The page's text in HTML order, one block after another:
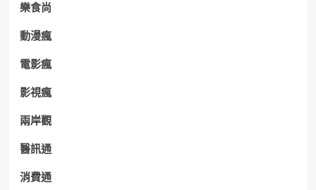
樂食尚
動漫瘋
電影瘋
影視瘋
兩岸觀
醫訊通
消費通